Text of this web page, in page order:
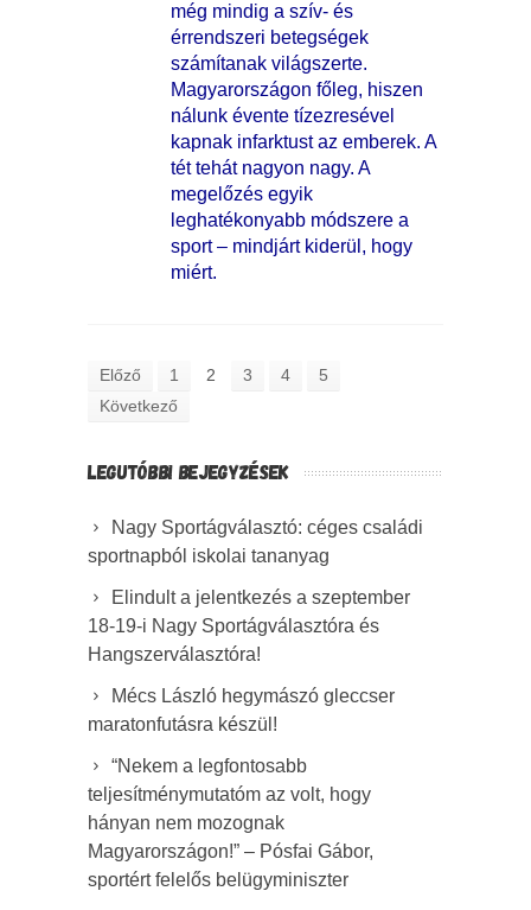
még mindig a szív- és
érrendszeri betegségek
számítanak világszerte.
Magyarországon főleg, hiszen
nálunk évente tízezresével
kapnak infarktust az emberek. A
tét tehát nagyon nagy. A
megelőzés egyik
leghatékonyabb módszere a
sport – mindjárt kiderül, hogy
miért.
Előző 1 2 3 4
5
Következő
LEGUTÓBBI BEJEGYZÉSEK
Nagy Sportágválasztó: céges családi
sportnapból iskolai tananyag
Elindult a jelentkezés a szeptember
18-19-i Nagy Sportágválasztóra és
Hangszerválasztóra!
Mécs László hegymászó gleccser
maratonfutásra készül!
“Nekem a legfontosabb
teljesítménymutatóm az volt, hogy
hányan nem mozognak
Magyarországon!” – Pósfai Gábor,
sportért felelős belügyminiszter